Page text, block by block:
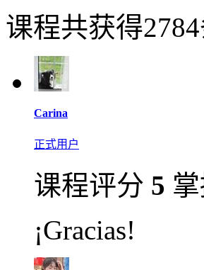
课程共获得
Carina
正式用户
课程评分 5
¡Gracias!